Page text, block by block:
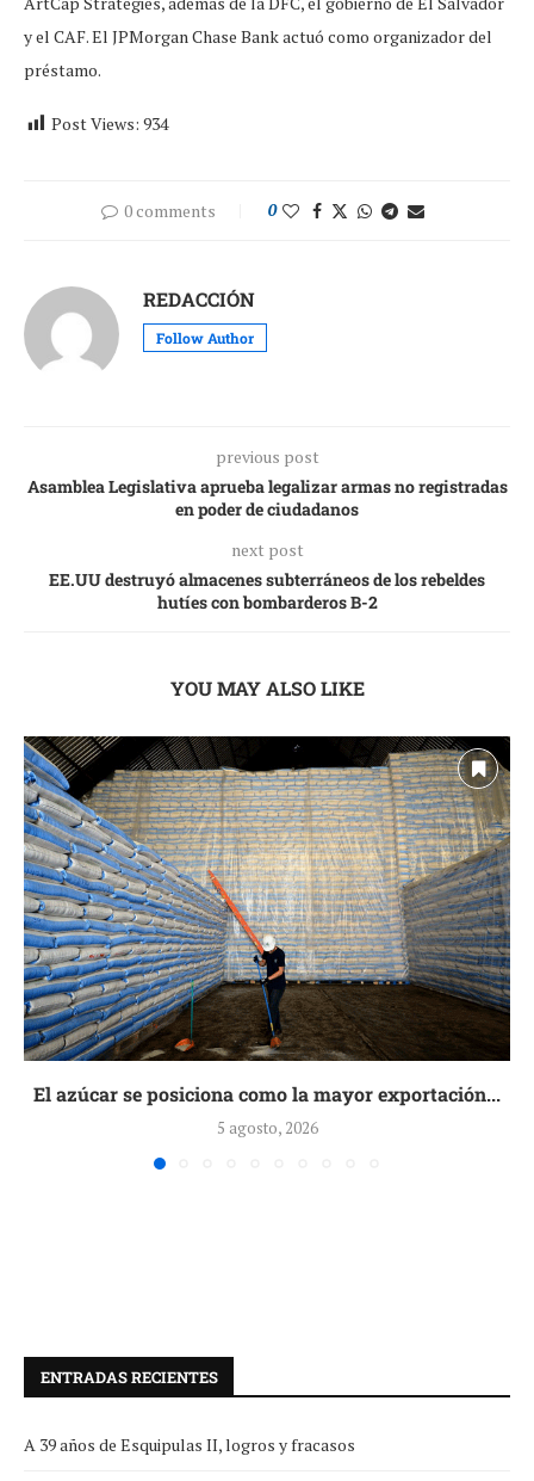
y el CAF. El JPMorgan Chase Bank actuó como organizador del
préstamo.
Post Views: 934
0 comments 0
REDACCIÓN
Follow Author
previous post
Asamblea Legislativa aprueba legalizar armas no registradas
en poder de ciudadanos
next post
EE.UU destruyó almacenes subterráneos de los rebeldes
hutíes con bombarderos B-2
YOU MAY ALSO LIKE
El azúcar se posiciona como la mayor exportación...
5 agosto, 2026
ENTRADAS RECIENTES
A 39 años de Esquipulas II, logros y fracasos